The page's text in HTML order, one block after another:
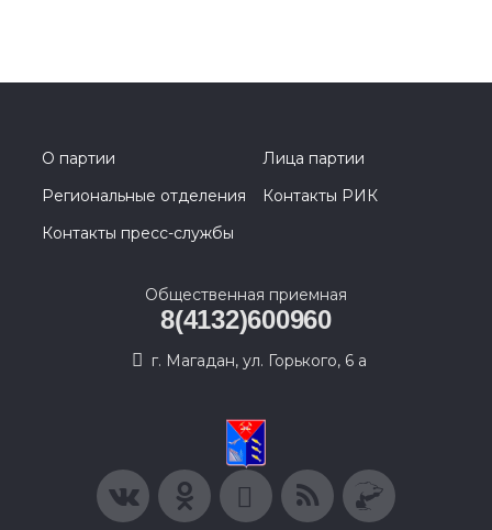
О партии
Лица партии
Региональные отделения
Контакты РИК
Контакты пресс-службы
Общественная приемная
8(4132)600960
г. Магадан, ул. Горького, 6 а